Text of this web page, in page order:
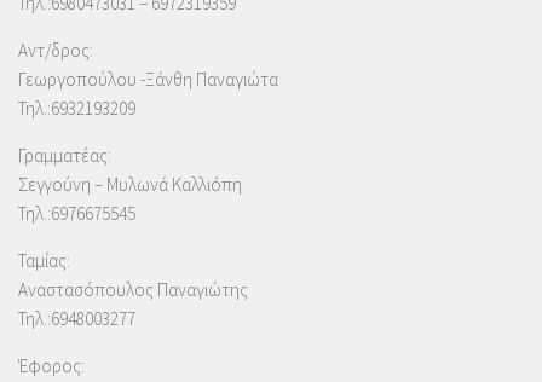
Αντ/δρος:
Γεωργοπούλου -Ξάνθη Παναγιώτα
Τηλ.:6932193209
Γραμματέας:
Σεγγούνη – Μυλωνά Καλλιόπη
Τηλ.:6976675545
Ταμίας:
Αναστασόπουλος Παναγιώτης
Τηλ.:6948003277
Έφορος: